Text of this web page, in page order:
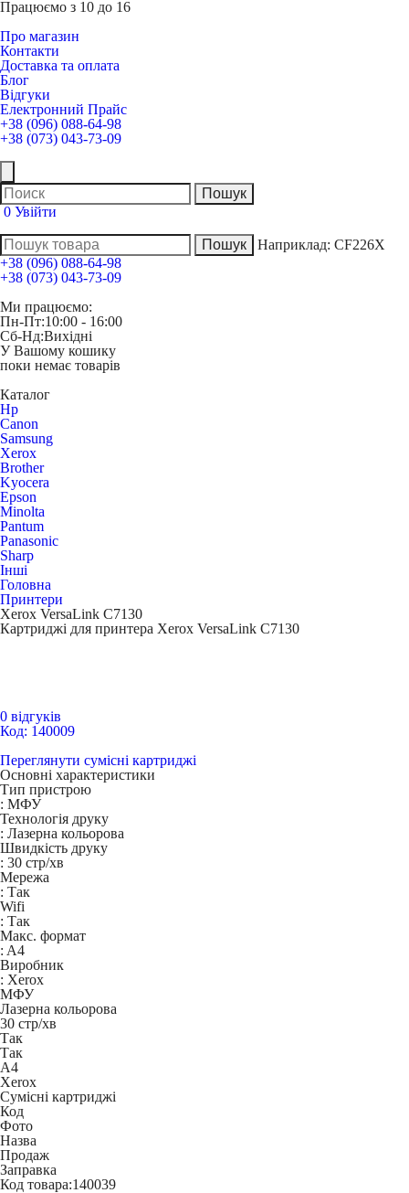
Працюємо з 10 до 16
Про магазин
Контакти
Доставка та оплата
Блог
Відгуки
Електронний Прайс
+38 (096) 088-64-98
+38 (073) 043-73-09
0 Увійти
Наприклад: CF226X
+38 (096) 088-64-98
+38 (073) 043-73-09
Ми працюємо:
Пн-Пт:10:00 - 16:00
Сб-Нд:Вихідні
У Вашому кошику
поки немає товарів
Каталог
Hp
Canon
Samsung
Xerox
Brother
Kyocera
Epson
Minolta
Pantum
Panasonic
Sharp
Інші
Головна
Принтери
Xerox VersaLink C7130
Картриджі для принтера Xerox VersaLink C7130
0 відгуків
Код: 140009
Переглянути сумісні картриджі
Основні характеристики
Тип пристрою
: МФУ
Технологія друку
: Лазерна кольорова
Швидкість друку
: 30 стр/хв
Мережа
: Так
Wifi
: Так
Макс. формат
: A4
Виробник
: Xerox
МФУ
Лазерна кольорова
30 стр/хв
Так
Так
A4
Xerox
Сумісні картриджі
Код
Фото
Назва
Продаж
Заправка
Код товара:140039